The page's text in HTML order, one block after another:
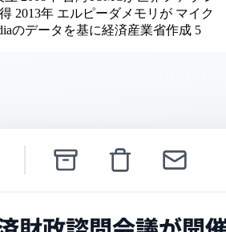
2013年 エルピーダメモリが マイク
のデータを基に経済産業省作成 5